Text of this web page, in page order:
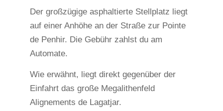
Der großzügige asphaltierte Stellplatz liegt
auf einer Anhöhe an der Straße zur Pointe
de Penhir. Die Gebühr zahlst du am
Automate.
Wie erwähnt, liegt direkt gegenüber der
Einfahrt das große Megalithenfeld
Alignements de Lagatjar.